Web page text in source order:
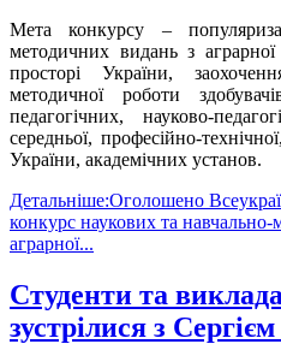
Мета конкурсу –
методичних видань з аграрної
просторі України,
методичної роботи
педагогічних, науково-
середньої, професійно-
України, академічних установ.
Детальніше:Оголошено
конкурс наукових та
аграрної...
Студенти та
зустрілися з